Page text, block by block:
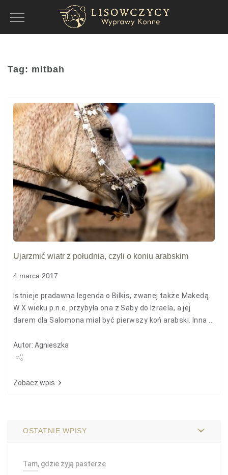
Toggle
Tag: mitbah
Ujarzmić wiatr z południa, czyli o koniu arabskim
4 marca 2017
Istnieje pradawna legenda o Bilkis, zwanej także Makedą.
W X wieku p.n.e. przybyła ona z Saby do Izraela, a jej
darem dla Salomona miał być pierwszy koń arabski. Inna ...
Autor: Agnieszka
Zobacz wpis
OSTATNIE WPISY
Tam, gdzie żyją pasterze